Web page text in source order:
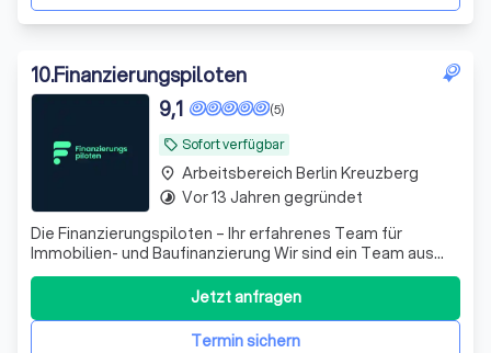
10.Finanzierungspiloten
local_offer Sofort verfügbar
(5)
9,1
Die Finanzierungspiloten – Ihr erfahrenes Team für
Immobilien- und Baufinanzierung Wir sind ein Team aus
Immobiliendarlehensvermittlern, Energieberatern,
Architekten, Bauingenieuren und Handwerksmeistern – mit
über 15 Jahren praktischer Erfahrung im Bau- und
Immobilienbereich. Unser Angebot: - Ve
Termin sichern
Jetzt anfragen
place Arbeitsbereich Berlin Kreuzberg
timelapse Vor 13 Jahren gegründet